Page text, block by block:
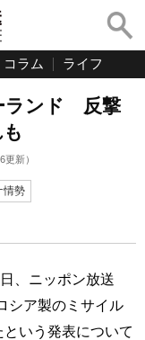
コラム ライフ
ランド 反撃
更新）
情勢
、ニッポン放送
シア製のミサイル
いう発表について